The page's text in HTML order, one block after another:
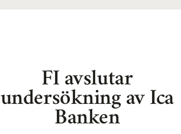
FI avslutar
undersökning av Ica
Banken